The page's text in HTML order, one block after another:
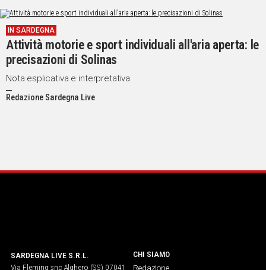
Social
IN SARDEGNA
Attività motorie e sport individuali all'aria aperta: le
precisazioni di Solinas
Nota esplicativa e interpretativa
Redazione Sardegna Live
SARDEGNA LIVE S.R.L.
Via Fleming snc Alghero (SS) 07041
CHI SIAMO
Redazione